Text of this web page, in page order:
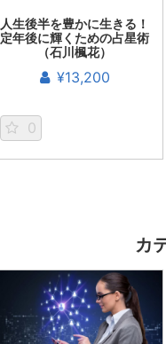
人生後半を豊かに生きる！
定年後に輝くための占星術
（石川楓花）
¥13,200
0
カ